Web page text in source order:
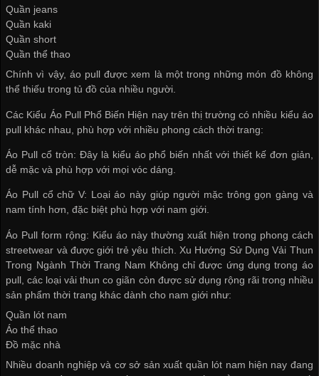
Quần jeans
Quần kaki
Quần short
Quần thể thao
Chính vì vậy, áo pull được xem là một trong những món đồ không
thể thiếu trong tủ đồ của nhiều người.
Các Kiểu Áo Pull Phổ Biến Hiện nay trên thị trường có nhiều kiểu áo
pull khác nhau, phù hợp với nhiều phong cách thời trang:
Áo Pull cổ tròn: Đây là kiểu áo phổ biến nhất với thiết kế đơn giản,
dễ mặc và phù hợp với mọi vóc dáng.
Áo Pull cổ chữ V: Loại áo này giúp người mặc trông gọn gàng và
nam tính hơn, đặc biệt phù hợp với nam giới.
Áo Pull form rộng: Kiểu áo này thường xuất hiện trong phong cách
streetwear và được giới trẻ yêu thích. Xu Hướng Sử Dụng Vải Thun
Trong Ngành Thời Trang Nam Không chỉ được ứng dụng trong áo
pull, các loại vải thun co giãn còn được sử dụng rộng rãi trong nhiều
sản phẩm thời trang khác dành cho nam giới như:
Quần lót nam
Áo thể thao
Đồ mặc nhà
Nhiều doanh nghiệp và cơ sở sản xuất quần lót nam hiện nay đang